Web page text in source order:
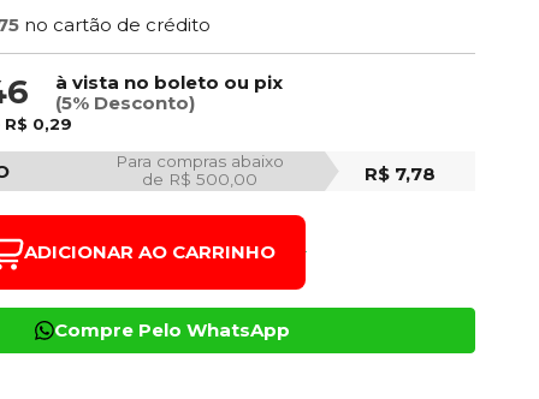
no cartão de crédito
à vista no boleto ou pix
(5% Desconto)
R$ 0,29
Para compras abaixo
de R$ 500,00
R$ 7,78
ADICIONAR AO CARRINHO
Compre Pelo WhatsApp